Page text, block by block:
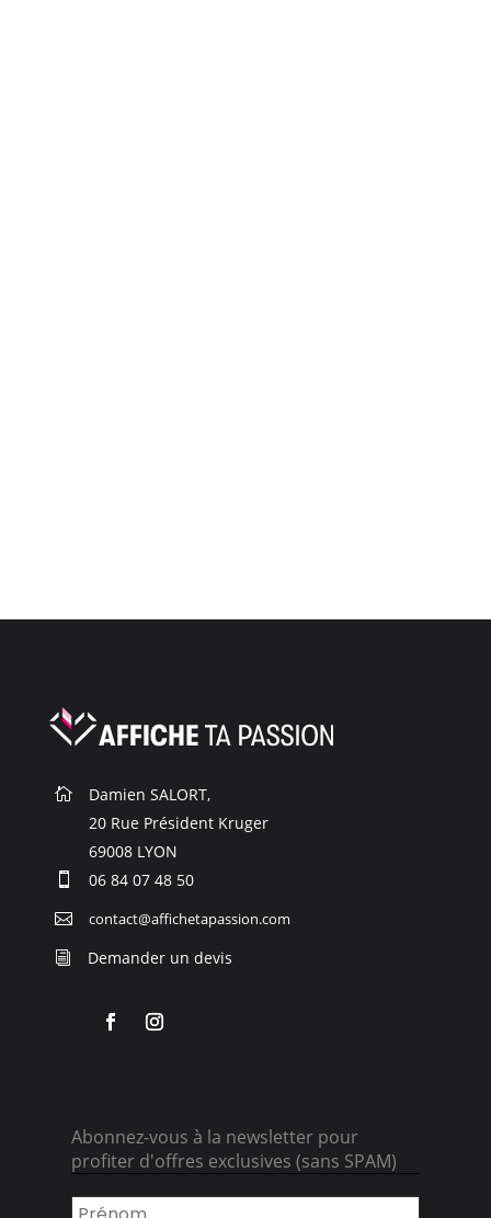
 Damien SALORT,
20 Rue Président Kruger
69008 LYON
 06 84 07 48 50
 contact@affichetapassion.com
i Demander un devis
Abonnez-vous à la newsletter pour
profiter d'offres exclusives (sans SPAM)